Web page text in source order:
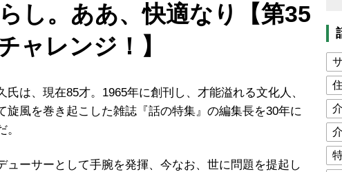
し。ああ、快適なり【第35
ャレンジ！】
は、現在85才。1965年に創刊し、才能溢れる文化人、
旋風を巻き起こした雑誌『話の特集』の編集長を30年に
ーサーとして手腕を発揮、今なお、世に問題を提起し